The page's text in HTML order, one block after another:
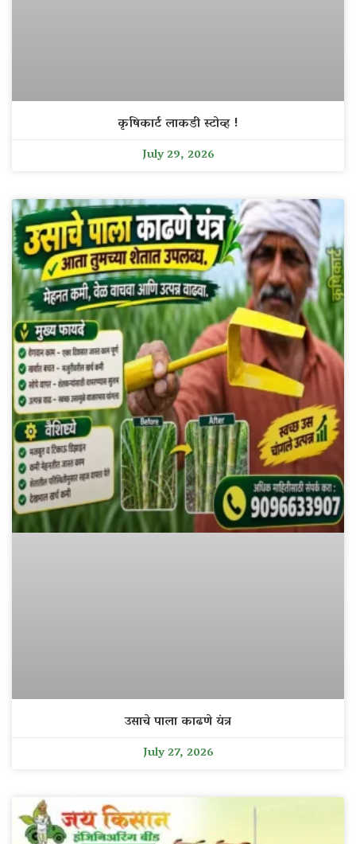
कृषिकार्ट लाकडी स्टोव्ह !
July 29, 2026
उसाचे पाला काढणे यंत्र
July 27, 2026